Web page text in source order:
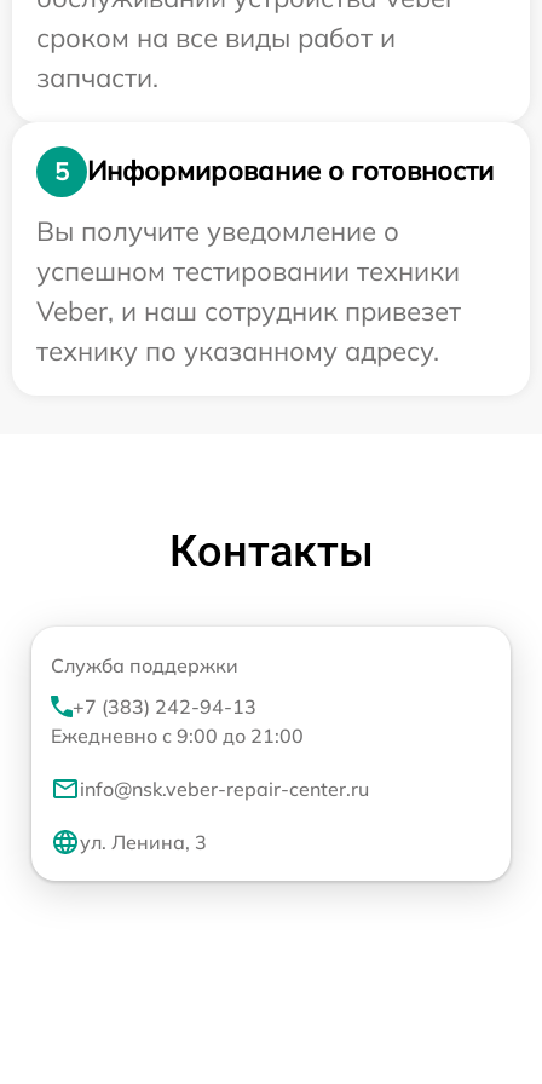
сроком на все виды работ и
запчасти.
5
Информирование о готовности
Вы получите уведомление о
успешном тестировании техники
Veber, и наш сотрудник привезет
технику по указанному адресу.
Контакты
Служба поддержки
+7 (383) 242-94-13
Ежедневно с 9:00 до 21:00
info@nsk.veber-repair-center.ru
ул. Ленина, 3